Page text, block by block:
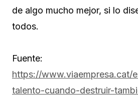
de algo mucho mejor, si lo
todos.
Fuente:
https://www.viaempresa.cat/
talento-cuando-destruir-